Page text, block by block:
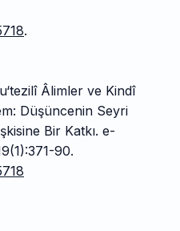
.
Âlimler ve Kindî
Düşüncenin Seyri
Bir Katkı. e-
90.